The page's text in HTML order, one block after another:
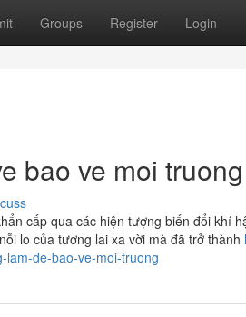
Groups Register Login
bao ve moi truong
cấp qua các hiện tượng biến đổi khí
lo của tương lai xa vời mà đã trở thành
lam-de-bao-ve-moi-truong